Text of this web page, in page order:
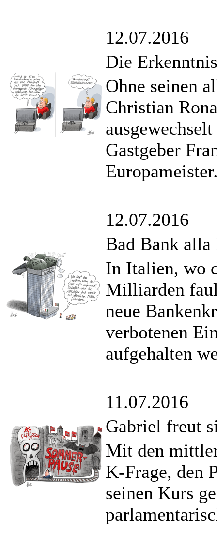
12.07.2016
Die
Ohne seinen
Christian
Gastgeber
12.07.2016
Bad Bank alla
In Italien, wo
Milliarden
neue
verbotenen
aufgehalten
11.07.2016
Gabriel freut
Mit den
K-Frage, den
seinen Kurs